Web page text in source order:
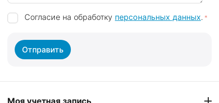
Согласие на обработку персональных данных.
Отправить
Моя учетная запись